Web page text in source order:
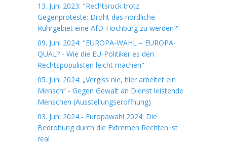
13. Juni 2023: "Rechtsruck trotz
Gegenproteste: Droht das nördliche
Ruhrgebiet eine AfD-Hochburg zu werden?"
09. Juni 2024: "EUROPA-WAHL – EUROPA-
QUAL? - Wie die EU-Politiker es den
Rechtspopulisten leicht machen"
05. Juni 2024: „Vergiss nie, hier arbeitet ein
Mensch“ - Gegen Gewalt an Dienst leistende
Menschen (Ausstellungseröffnung)
03. Juni 2024 - Europawahl 2024: Die
Bedrohung durch die Extremen Rechten ist
real